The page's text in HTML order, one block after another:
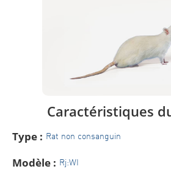
Caractéristiques
Type : Rat non consanguin
Modèle : Rj:WI